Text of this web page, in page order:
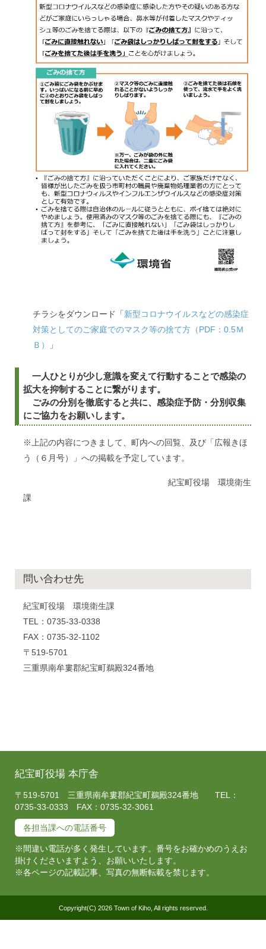
チラシをダウンロード「新型コロナウイルスなどの感染症
対策としてのご家庭でのマスク等の捨て方（PDF：0.5Ｍ
Ｂ）
」
一人ひとりが少し意識を変えて行動することで感染の
拡大を抑制することに繋がります。
ごみの分別を徹底すると共に、感染症予防・分別収集
にご協力をお願いします。
※上記の内容につきまして、町内への回覧、及び「広報きほ
う（６月号）」への掲載を予定しています。
紀宝町役場 環境衛生
問い合わせ先
紀宝町役場 環境衛生課
TEL：0735-33-0338
FAX：0735-32-1102
〒519-5701
三重県南牟婁郡紀宝町鵜殿324番地
紀宝町役場 本庁舎
〒519-5701 三重県南牟婁郡紀宝町鵜殿324番地 TEL：
0735-33-0333 FAX：0735-32-3061
各担当課への電話番号
※間違い電話が多く発生しています。番号をお確かめのうえお
掛けくださいますよう、お願いいたします。
※各ページの記載記事、写真の無断転載を禁じます。
Copyright(C) 2026 Town of Kiho, All rights reserved.